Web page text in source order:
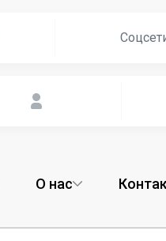
О нас